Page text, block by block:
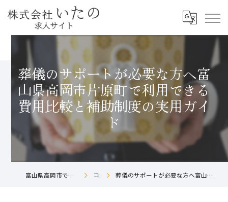
葬儀のサポートが必要な方へ富
山県高岡市片原町で利用できる
費用比較と補助制度の実用ガイ
ド
富山県高岡市で葬儀社の求人なら株式会社いたの コラム 葬儀のサポートが必要な方へ富山県高岡市片原町で利用できる費用比較と補助制度の実用ガイド